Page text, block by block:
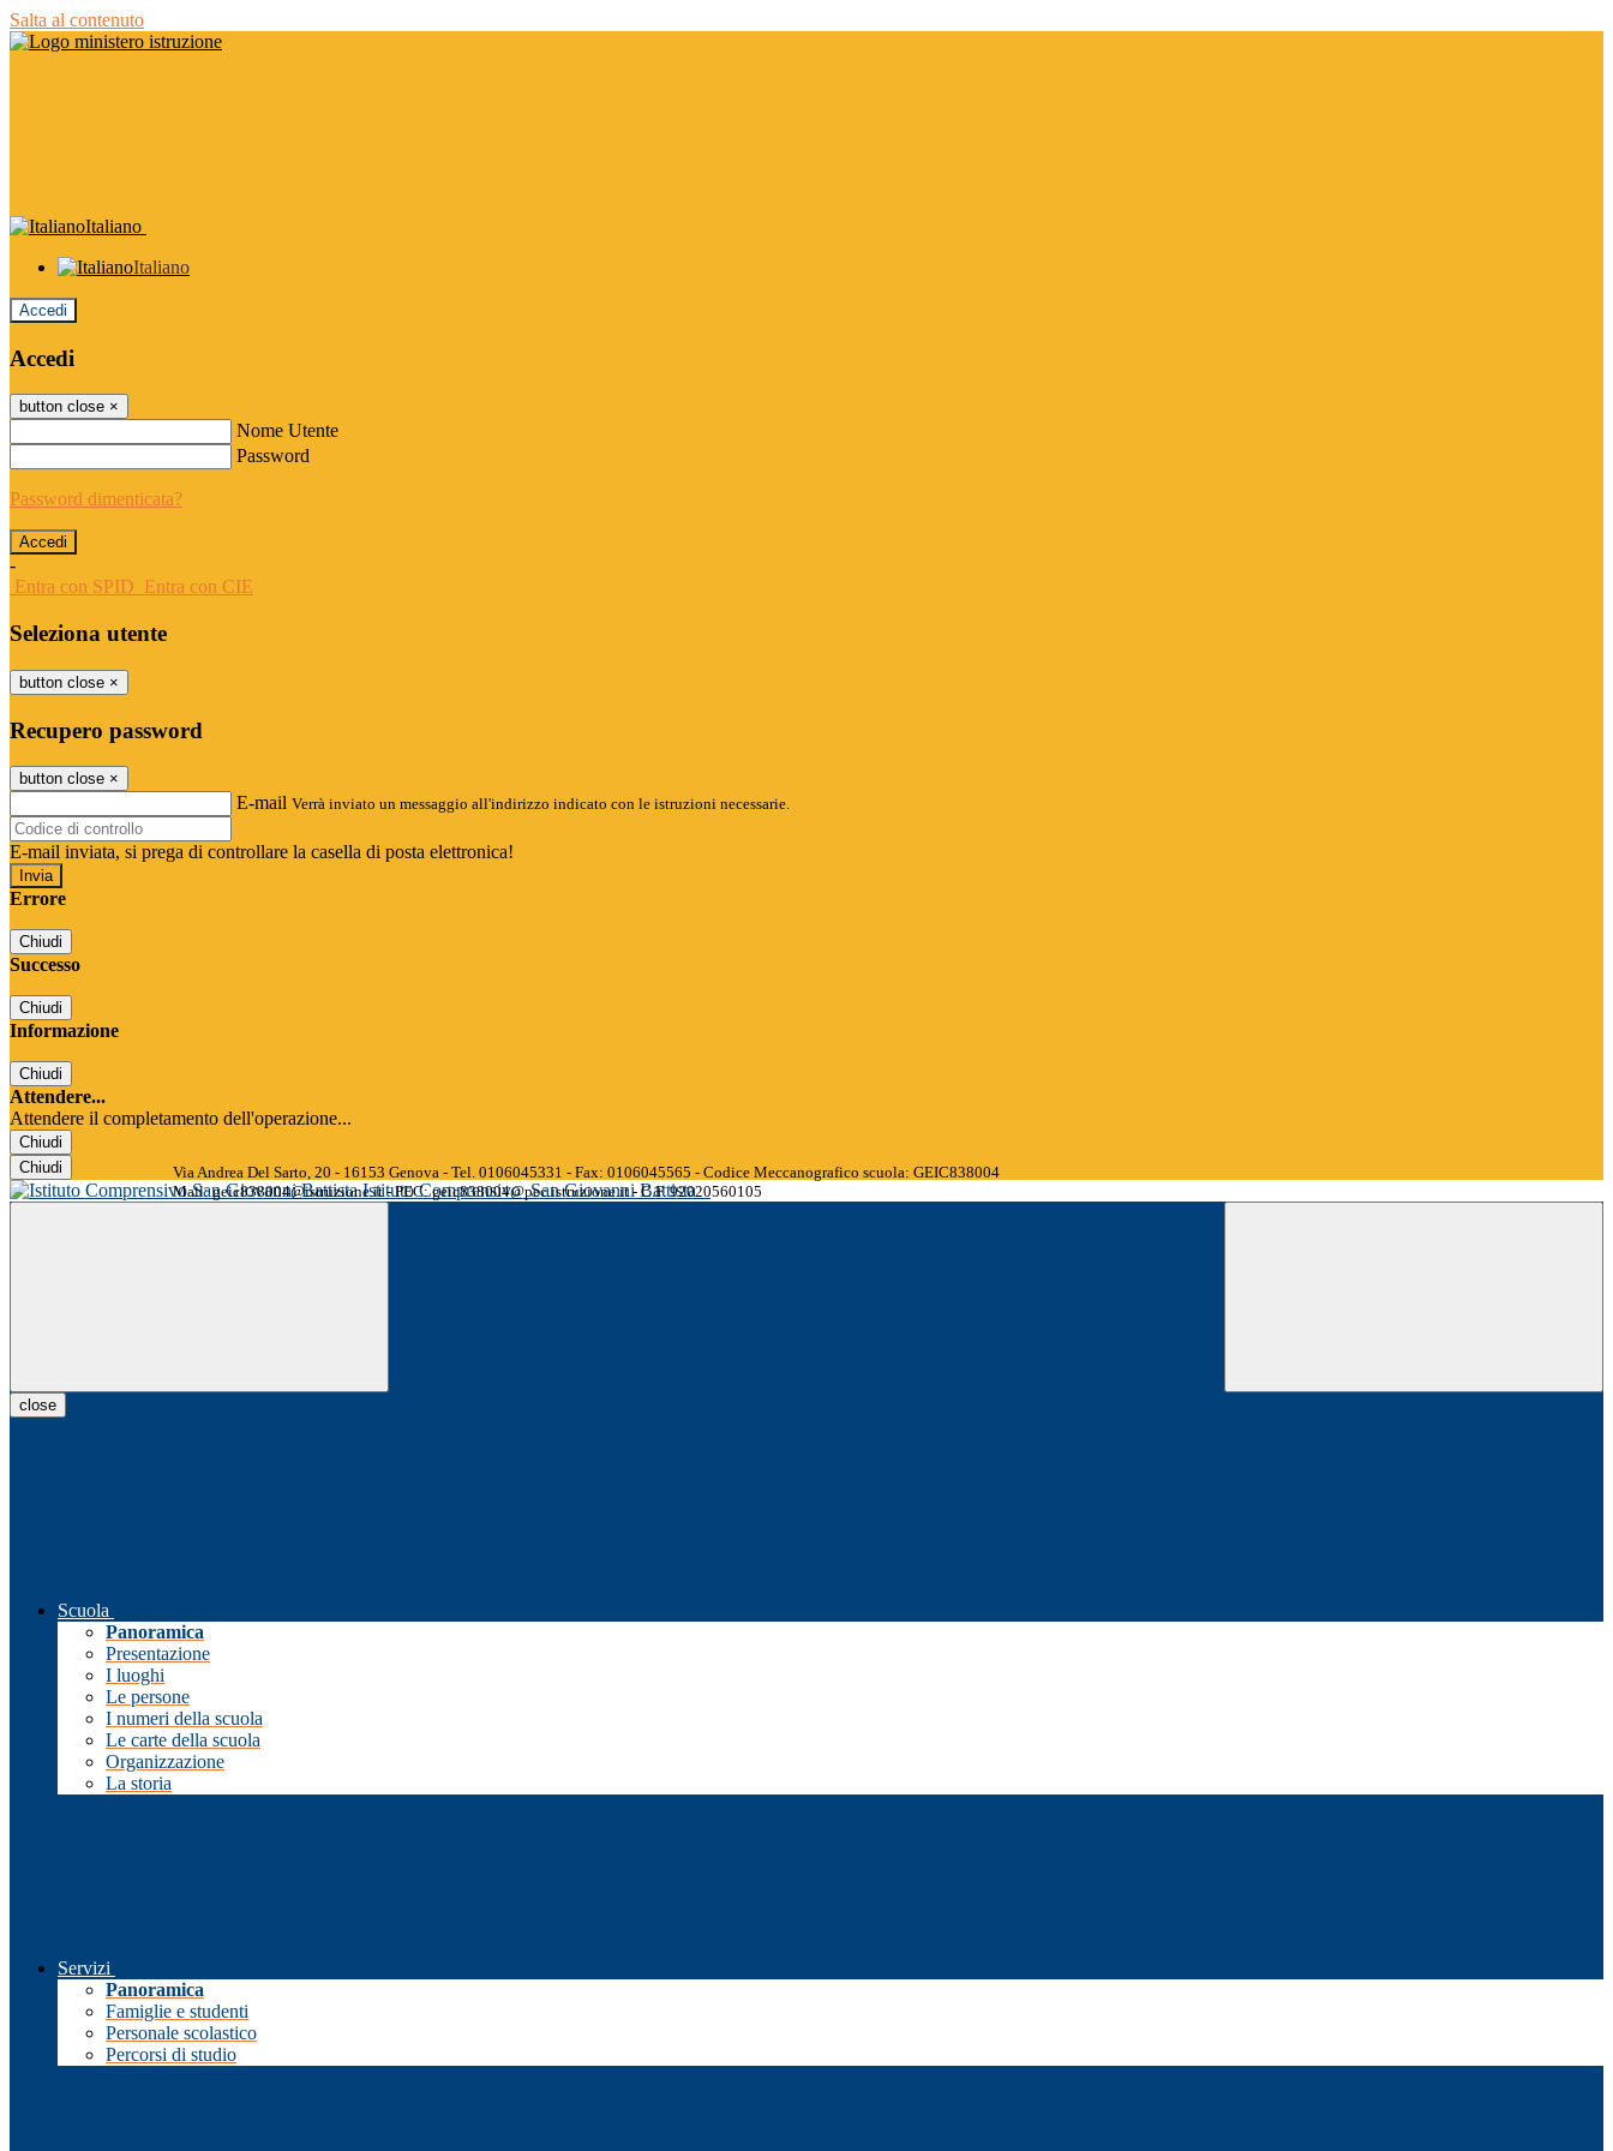
Salta al contenuto
Italiano
Italiano
Accedi
Accedi
button close ×
Nome Utente
Password
Password dimenticata?
-
Entra con SPID Entra con CIE
Seleziona utente
button close ×
Recupero password
button close ×
E-mail Verrà inviato un messaggio all'indirizzo indicato con le istruzioni necessarie.
E-mail inviata, si prega di controllare la casella di posta elettronica!
Errore
Chiudi
Successo
Chiudi
Informazione
Chiudi
Attendere...
Attendere il completamento dell'operazione...
Chiudi
Chiudi
Istituto Comprensivo San Giovanni Battista
Via Andrea Del Sarto, 20 - 16153 Genova - Tel. 0106045331 - Fax: 0106045565 - Codice Meccanografico scuola: GEIC838004
Mail: geic838004@istruzione.it - PEC: geic838004@pec.istruzione.it - C.F. 92020560105
close
Scuola
Panoramica
Presentazione
I luoghi
Le persone
I numeri della scuola
Le carte della scuola
Organizzazione
La storia
Servizi
Panoramica
Famiglie e studenti
Personale scolastico
Percorsi di studio